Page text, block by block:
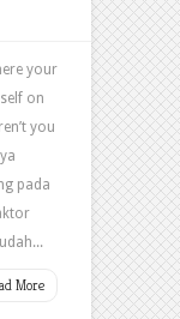
your
on
you
pada
More